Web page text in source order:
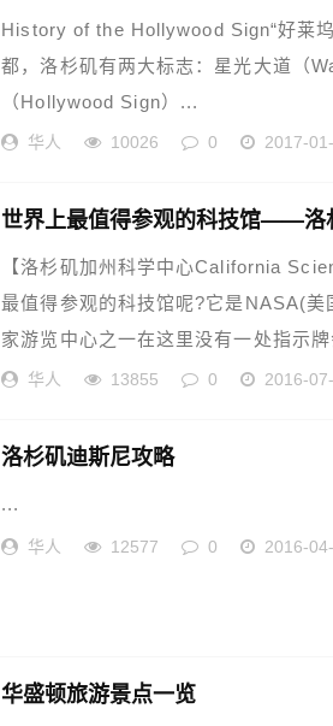
History of the Hollywood Sign“好莱
都，洛杉矶有两大标志：星光大道（
（Hollywood Sign）...
华人 10026 0 2017-
【洛杉矶加州科学中心California
最值得参观的科技馆呢?它是NASA(
家游览中心之一在这里没有一处指示
华人 13855 0 2016-
洛杉矶迪斯尼攻略
...
华人 12577 0 2016-
华盛顿旅游景点一览